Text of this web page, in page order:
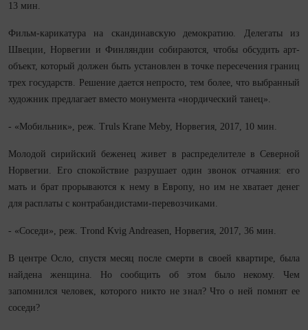
13 мин.
Фильм-карикатура на скандинавскую демократию. Делегаты из
Швеции, Норвегии и Финляндии собираются, чтобы обсудить арт-
объект, который должен быть установлен в точке пересечения границ
трех государств. Решение дается непросто, тем более, что выбранный
художник предлагает вместо монумента «нордический танец».
- «Мобильник», реж. Truls Krane Meby, Норвегия, 2017, 10 мин.
Молодой сирийский беженец живет в распределителе в Северной
Норвегии. Его спокойствие разрушает один звонок отчаяния: его
мать и брат прорываются к нему в Европу, но им не хватает денег
для расплаты с контрабандистами-перевозчиками.
- «Соседи», реж. Trond Kvig Andreasen, Норвегия, 2017, 36 мин.
В центре Осло, спустя месяц после смерти в своей квартире, была
найдена женщина. Но сообщить об этом было некому. Чем
запомнился человек, которого никто не знал? Что о ней помнят ее
соседи?